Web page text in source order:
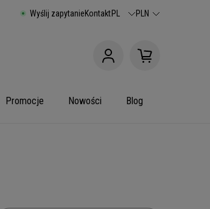
Wyślij zapytanieKontaktPL PLN
Promocje Nowości Blog